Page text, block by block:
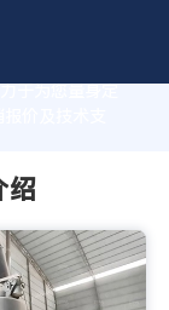
于为您量身定
价及技术支
绍